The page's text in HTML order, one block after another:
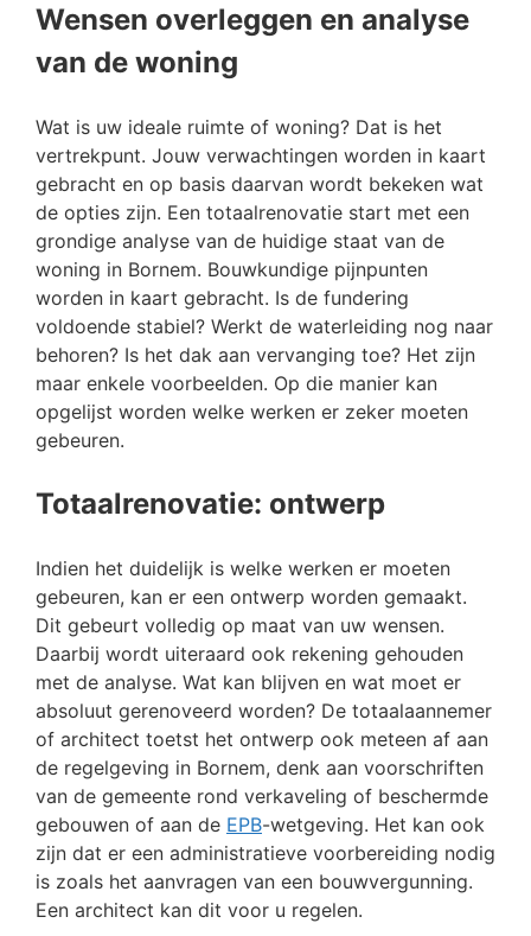
Wensen overleggen en analyse
van de woning
Wat is uw ideale ruimte of woning? Dat is het
vertrekpunt. Jouw verwachtingen worden in kaart
gebracht en op basis daarvan wordt bekeken wat
de opties zijn. Een totaalrenovatie start met een
grondige analyse van de huidige staat van de
woning in Bornem. Bouwkundige pijnpunten
worden in kaart gebracht. Is de fundering
voldoende stabiel? Werkt de waterleiding nog naar
behoren? Is het dak aan vervanging toe? Het zijn
maar enkele voorbeelden. Op die manier kan
opgelijst worden welke werken er zeker moeten
gebeuren.
Totaalrenovatie: ontwerp
Indien het duidelijk is welke werken er moeten
gebeuren, kan er een ontwerp worden gemaakt.
Dit gebeurt volledig op maat van uw wensen.
Daarbij wordt uiteraard ook rekening gehouden
met de analyse. Wat kan blijven en wat moet er
absoluut gerenoveerd worden? De totaalaannemer
of architect toetst het ontwerp ook meteen af aan
de regelgeving in Bornem, denk aan voorschriften
van de gemeente rond verkaveling of beschermde
gebouwen of aan de EPB-wetgeving. Het kan ook
zijn dat er een administratieve voorbereiding nodig
is zoals het aanvragen van een bouwvergunning.
Een architect kan dit voor u regelen.